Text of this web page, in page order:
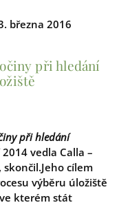
března 2016
při hledání
při hledání
vedla Calla –
cílem
výběru úložiště
kterém stát